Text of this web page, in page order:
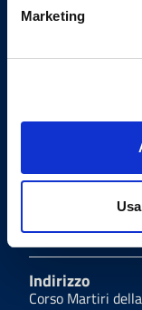
Marketing
Uffici
Indirizzo
Corso Martiri